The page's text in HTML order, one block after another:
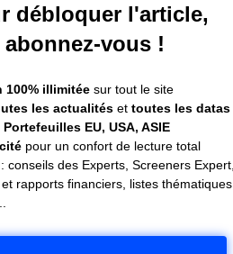
débloquer l'article,
abonnez-vous !
100% illimitée sur tout le site
les actualités ettoutes les datas
EU, USA, ASIE
pour un confort de lecture total
: conseils des Experts, Screeners Expert,
rapports financiers, listes thématiques,